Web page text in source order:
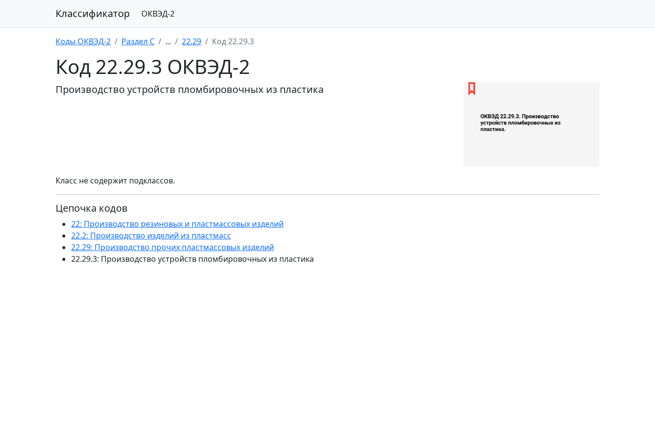
Классификатор ОКВЭД-2
Коды ОКВЭД-2 Раздел C ... 22.29 Код 22.29.3
Код 22.29.3 ОКВЭД-2
Производство устройств пломбировочных из пластика
Класс не содержит подклассов.
Цепочка кодов
22: Производство резиновых и пластмассовых изделий
22.2: Производство изделий из пластмасс
22.29: Производство прочих пластмассовых изделий
22.29.3: Производство устройств пломбировочных из пластика